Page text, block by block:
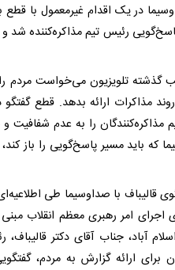
در یک اقدام غیرمعمول با قطع
پاسخ‌گویی رئیس تیم مذاکره‌کننده
گذشته تلویزیون می‌خواست مردم
مذاکرات ارائه بدهد. قطع
مذاکره‌کنندگان را به عدم شفافیت
که باید مسیر پاسخ‌گویی را باز
قالیباف با صداوسیما طی
اجرای امر رهبری معظم انقلاب
آباد، جناب آقای دکتر قالیباف،
ارائه گزارش به مردم،